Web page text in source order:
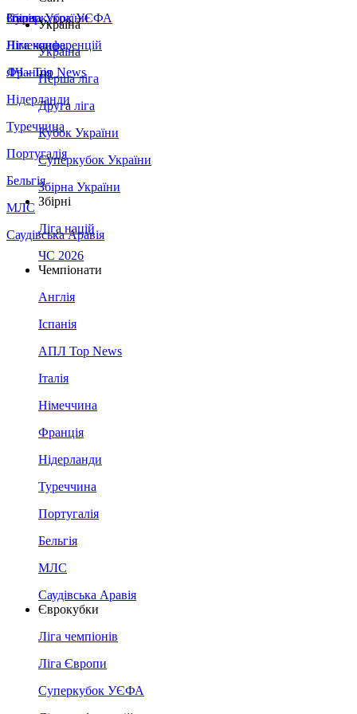
Збірна України
Італія
Німеччина
Франція
Нідерланди
Туреччина
Португалія
Бельгія
МЛС
Саудівська Аравія
Суперкубок УЄФА
Ліга конференцій
ЛЧ - Top News
Україна
Україна
Перша ліга
Друга ліга
Кубок України
Суперкубок України
Збірна України
Збірні
Ліга націй
ЧС 2026
Чемпіонати
Англія
Іспанія
АПЛ Top News
Італія
Німеччина
Франція
Нідерланди
Туреччина
Португалія
Бельгія
МЛС
Саудівська Аравія
Єврокубки
Ліга чемпіонів
Ліга Європи
Суперкубок УЄФА